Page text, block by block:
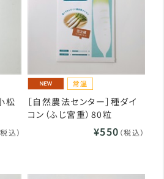
松
税込）
［自然農法センター］種ダイ
コン（ふじ宮重）80粒
¥550 （税込）